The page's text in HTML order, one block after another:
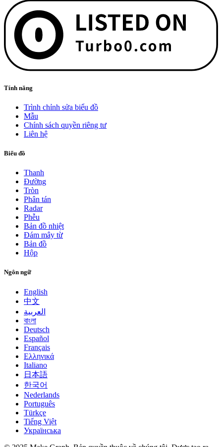
Tính năng
Trình chỉnh sửa biểu đồ
Mẫu
Chính sách quyền riêng tư
Liên hệ
Biểu đồ
Thanh
Đường
Tròn
Phân tán
Radar
Phễu
Bản đồ nhiệt
Đám mây từ
Bản đồ
Hộp
Ngôn ngữ
English
中文
العربية
বাংলা
Deutsch
Español
Français
Ελληνικά
Italiano
日本語
한국어
Nederlands
Português
Türkçe
Tiếng Việt
Українська